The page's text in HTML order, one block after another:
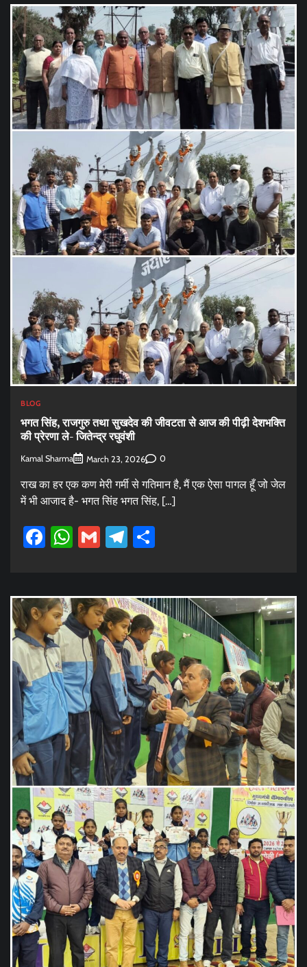
BLOG
भगत सिंह, राजगुरु तथा सुखदेव की जीवटता से आज की पीढ़ी देशभक्ति
की प्रेरणा ले- जितेन्द्र रघुवंशी
Kamal Sharma March 23, 2026 0
राख का हर एक कण मेरी गर्मी से गतिमान है, मैं एक ऐसा पागल हूँ जो जेल
में भी आजाद है- भगत सिंह भगत सिंह, […]
Facebook
WhatsApp
GmailTelegram